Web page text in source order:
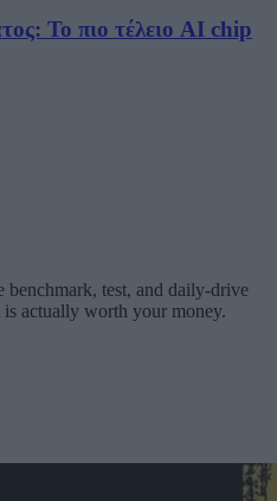
Το πιο τέλειο AI chip
benchmark, test, and daily-drive
actually worth your money.